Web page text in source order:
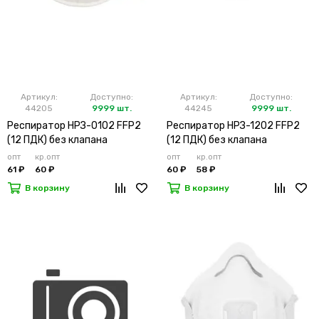
Артикул:
44205
Доступно:
9999 шт.
Респиратор НРЗ-0102 FFP2
(12 ПДК) без клапана
(х10х500)
опт
61 ₽
кр.опт
60 ₽
В корзину
Артикул:
44245
Доступно:
9999 шт.
Респиратор НРЗ-1202 FFP2
(12 ПДК) без клапана
(х20х500)
опт
60 ₽
кр.опт
58 ₽
В корзину